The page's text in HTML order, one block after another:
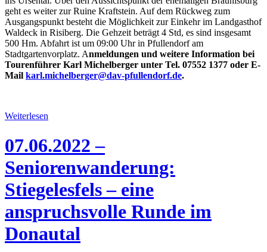
geht es weiter zur Ruine Kraftstein. Auf dem Rückweg zum
Ausgangspunkt besteht die Möglichkeit zur Einkehr im Landgasthof
Waldeck in Risiberg. Die Gehzeit beträgt 4 Std, es sind insgesamt
500 Hm. Abfahrt ist um 09:00 Uhr in Pfullendorf am
Stadtgartenvorplatz. Anmeldungen und weitere Information bei
Tourenführer Karl Michelberger unter Tel. 07552 1377 oder E-
Mail karl.michelberger@dav-pfullendorf.de.
Weiterlesen
07.06.2022 –
Seniorenwanderung:
Stiegelesfels – eine
anspruchsvolle Runde im
Donautal